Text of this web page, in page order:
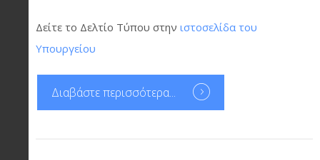
Δείτε το Δελτίο Τύπου στην ιστοσελίδα του
Υπουργείου
Διαβάστε περισσότερα...